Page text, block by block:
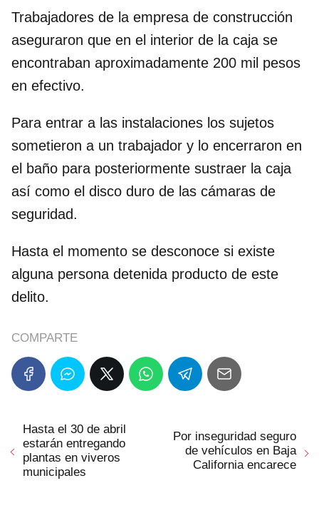
Trabajadores de la empresa de construcción
aseguraron que en el interior de la caja se
encontraban aproximadamente 200 mil pesos
en efectivo.
Para entrar a las instalaciones los sujetos
sometieron a un trabajador y lo encerraron en
el baño para posteriormente sustraer la caja
así como el disco duro de las cámaras de
seguridad.
Hasta el momento se desconoce si existe
alguna persona detenida producto de este
delito.
COMPARTE
Hasta el 30 de abril
estarán entregando
plantas en viveros
municipales
Por inseguridad seguro
de vehículos en Baja
California encarece